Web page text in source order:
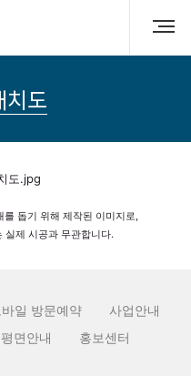
치도
돕기 위해 제작된 이미지로,
실제 시공과 무관합니다.
바일 방문예약
사업안내
평면안내 홍보센터